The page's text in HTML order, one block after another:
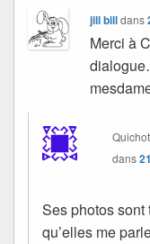
jill billdans
Merci à
dans
Ses photos
qu’elles me